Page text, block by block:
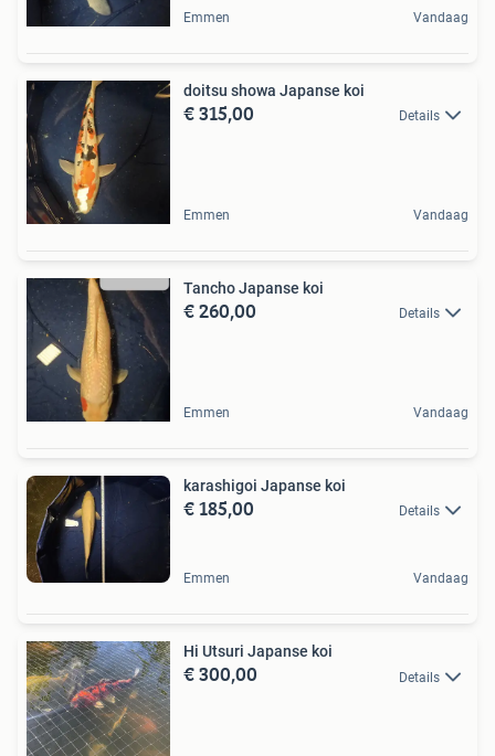
Emmen Vandaag
doitsu showa Japanse koi
€ 315,00 Details
Emmen Vandaag
Tancho Japanse koi
€ 260,00 Details
Emmen Vandaag
karashigoi Japanse koi
€ 185,00 Details
Emmen Vandaag
Hi Utsuri Japanse koi
€ 300,00 Details